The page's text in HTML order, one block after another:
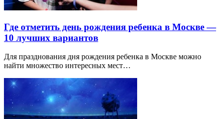
Где отметить день рождения ребенка в Москве —
10 лучших вариантов
Для празднования дня рождения ребенка в Москве можно
найти множество интересных мест…